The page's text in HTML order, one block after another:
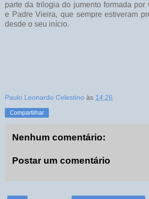
parte da trilogia do jumento formada por
e Padre Vieira, que sempre estiveram
desde o seu início.
Paulo Leonardo Celestino às 14:26
Compartilhar
Nenhum comentário:
Postar um comentário